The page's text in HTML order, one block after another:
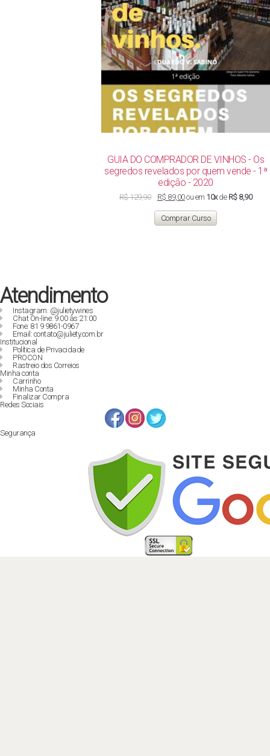
GUIA DO COMPRADOR DE VINHOS - Os
segredos revelados por quem vende - 1ª
edição - 2020
R$129,90
original
era:
R$ 129,90.
R$ 89,00O
atual
é:
R$ 89,00.
ou em 10xde R$ 8,90
Comprar Curso
Atendimento
Instagram: @julietywines
Chat On-line: 9:00 às 21:00
Fone: 81 9 9861-0967
Email: contato@juliety.com.br
Institucional
Política de Privacidade
PROCON
Rastreio dos Correios
Minha conta
Carrinho
Minha Conta
Finalizar Compra
Redes Sociais
Segurança